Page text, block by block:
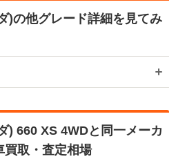
)の他グレード詳細を見てみ
) 660 XS 4WDと同一メーカ
買取・査定相場